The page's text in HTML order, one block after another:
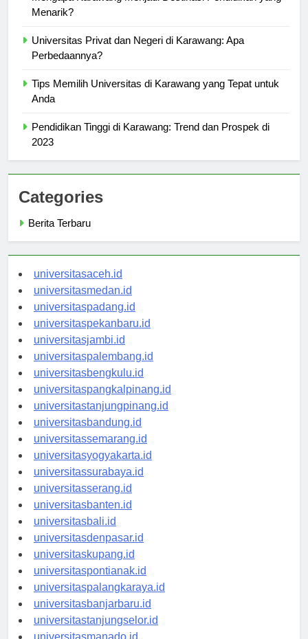
Mengapa Karawang Menjadi Destinasi Pendidikan yang
Universitas Privat dan Negeri di Karawang: Apa
Tips Memilih Universitas di Karawang yang Tepat untuk
Pendidikan Tinggi di Karawang: Trend dan Prospek di
Categories
universitasaceh.id
universitasmedan.id
universitaspadang.id
universitaspekanbaru.id
universitasjambi.id
universitaspalembang.id
universitasbengkulu.id
universitaspangkalpinang.id
universitastanjungpinang.id
universitasbandung.id
universitassemarang.id
universitasyogyakarta.id
universitassurabaya.id
universitasserang.id
universitasbanten.id
universitasbali.id
universitasdenpasar.id
universitaskupang.id
universitaspontianak.id
universitaspalangkaraya.id
universitasbanjarbaru.id
universitastanjungselor.id